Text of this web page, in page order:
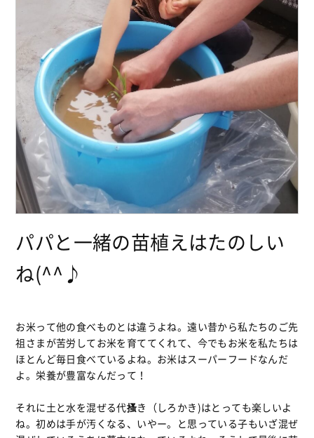
パパと一緒の苗植えはたのしい
ね(^^♪
お米って他の食べものとは違うよね。遠い昔から私たちのご先
祖さまが苦労してお米を育ててくれて、今でもお米を私たちは
ほとんど毎日食べているよね。お米はスーパーフードなんだ
よ。栄養が豊富なんだって！
それに土と水を混ぜる代搔き（しろかき)はとっても楽しいよ
ね。初めは手が汚くなる、いやー。と思っている子もいざ混ぜ